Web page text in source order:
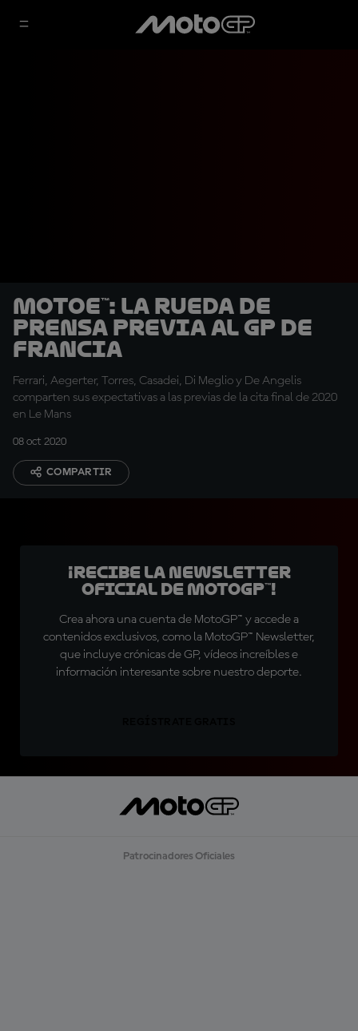
MotoE™: La rueda de
prensa previa al GP de
Francia
Ferrari, Aegerter, Torres, Casadei, Di Meglio y De Angelis
comparten sus expectativas a las previas de la cita final de 2020
en Le Mans
08 oct 2020
COMPARTIR
¡Recibe la Newsletter
oficial de MotoGP™!
Crea ahora una cuenta de MotoGP™ y accede a
contenidos exclusivos, como la MotoGP™ Newsletter,
que incluye crónicas de GP, vídeos increíbles e
información interesante sobre nuestro deporte.
Patrocinadores Oficiales